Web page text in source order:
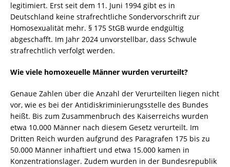
legitimiert. Erst seit dem 11. Juni 1994 gibt es in
Deutschland keine strafrechtliche Sondervorschrift zur
Homosexualität mehr. § 175 StGB wurde endgültig
abgeschafft. Im Jahr 2024 unvorstellbar, dass Schwule
strafrechtlich verfolgt werden.
Wie viele homoxeuelle Männer wurden verurteilt?
Genaue Zahlen über die Anzahl der Verurteilten liegen nicht
vor, wie es bei der Antidiskriminierungsstelle des Bundes
heißt. Bis zum Zusammenbruch des Kaiserreichs wurden
etwa 10.000 Männer nach diesem Gesetz verurteilt. Im
Dritten Reich wurden aufgrund des Paragrafen 175 bis zu
50.000 Männer inhaftiert und etwa 15.000 kamen in
Konzentrationslager. Zudem wurden in der Bundesrepublik